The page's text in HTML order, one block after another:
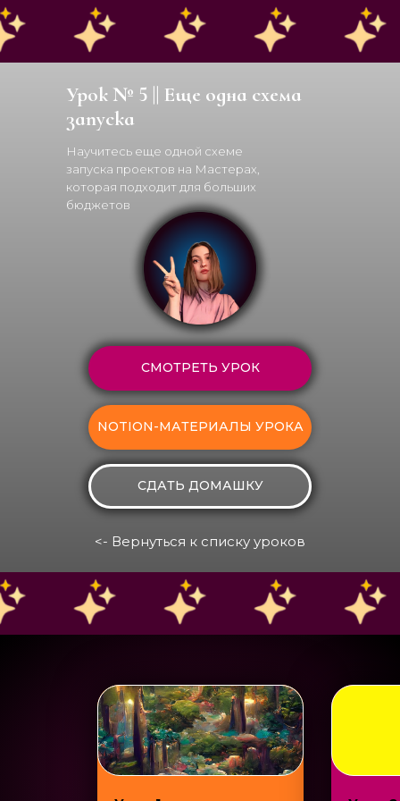
Урок № 5 || Еще одна схема
запуска
Научитесь еще одной схеме
запуска проектов на Мастерах,
которая подходит для больших
бюджетов
<- Вернуться к списку уроков
СМОТРЕТЬ УРОК
NOTION-МАТЕРИАЛЫ УРОКА
СДАТЬ ДОМАШКУ